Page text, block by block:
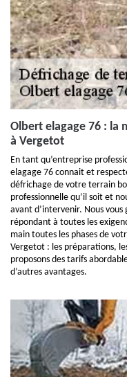
Olbert elagage 76 : la
à Vergetot
En tant qu’entreprise
elagage 76 connait et
défrichage de votre terrain
professionnelle qu’il soit et
avant d’intervenir. Nous
répondant à toutes les
main toutes les phases de
Vergetot : les préparations,
proposons des tarifs
d’autres avantages.